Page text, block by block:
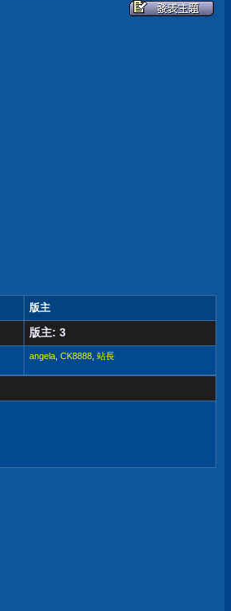
版主
版主: 3
angela CK8888 站長